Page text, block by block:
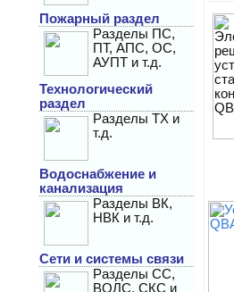
Пожарный раздел
Разделы ПС,
ПТ, АПС, ОС,
АУПТ и т.д.
Технологический
раздел
Разделы ТХ и
т.д.
Водоснабжение и
канализация
Разделы ВК,
НВК и т.д.
Сети и системы связи
Разделы СС,
ВОЛС, СКС и